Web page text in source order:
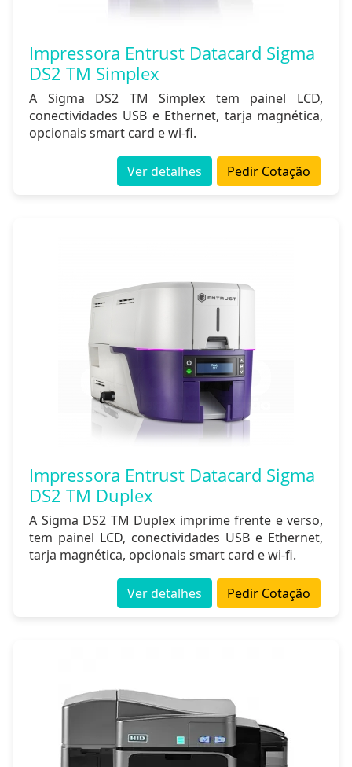
Impressora Entrust Datacard Sigma
DS2 TM Simplex
A Sigma DS2 TM Simplex tem painel LCD,
conectividades USB e Ethernet, tarja magnética,
opcionais smart card e wi-fi.
Pedir Cotação
Ver detalhes
Impressora Entrust Datacard Sigma
DS2 TM Duplex
A Sigma DS2 TM Duplex imprime frente e verso,
tem painel LCD, conectividades USB e Ethernet,
tarja magnética, opcionais smart card e wi-fi.
Pedir Cotação
Ver detalhes